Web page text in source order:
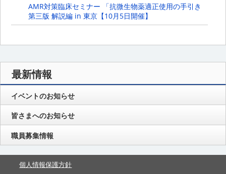
AMR対策臨床セミナー 「抗微生物薬適正使用の手引き
第三版 解説編 in 東京【10月5日開催】
最新情報
イベントのお知らせ
皆さまへのお知らせ
職員募集情報
個人情報保護方針